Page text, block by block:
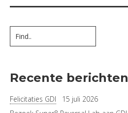
Recente berichten
Felicitaties GDI
15 juli 2026